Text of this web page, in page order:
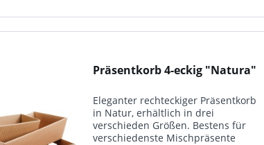
Präsentkorb 4-eckig "Natura"
Eleganter rechteckiger Präsentkorb
in Natur, erhältlich in drei
verschieden Größen. Bestens für
verschiedenste Mischpräsente